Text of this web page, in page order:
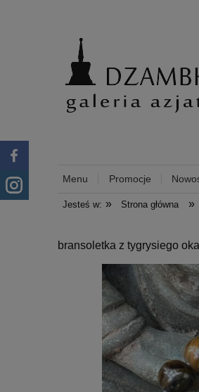
Menu Promocje
Jesteś w: » Strona główna »
bransoletka z tygrysiego